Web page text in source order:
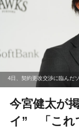
4日、契約更改交渉に臨んだ
今宮健太が
イ” 「これ